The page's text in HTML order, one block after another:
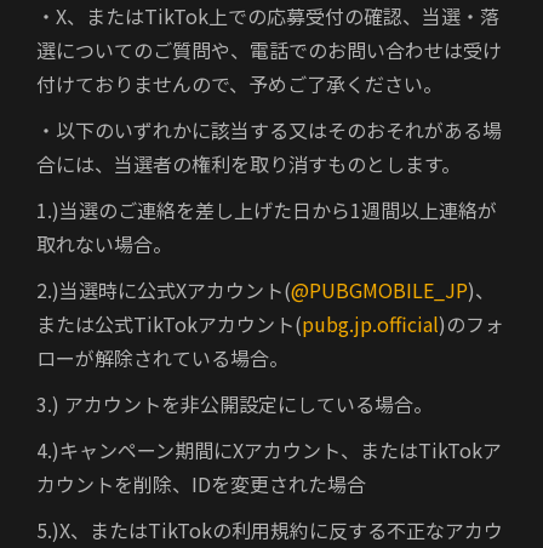
・X、またはTikTok上での応募受付の確認、当選・落
選についてのご質問や、電話でのお問い合わせは受け
付けておりませんので、予めご了承ください。
・以下のいずれかに該当する又はそのおそれがある場
合には、当選者の権利を取り消すものとします。
1.)当選のご連絡を差し上げた日から1週間以上連絡が
取れない場合。
2.)当選時に公式Xアカウント(@PUBGMOBILE_JP)、
または公式TikTokアカウント(pubg.jp.official)のフォ
ローが解除されている場合。
3.) アカウントを非公開設定にしている場合。
4.)キャンペーン期間にXアカウント、またはTikTokア
カウントを削除、IDを変更された場合
5.)X、またはTikTokの利用規約に反する不正なアカウ